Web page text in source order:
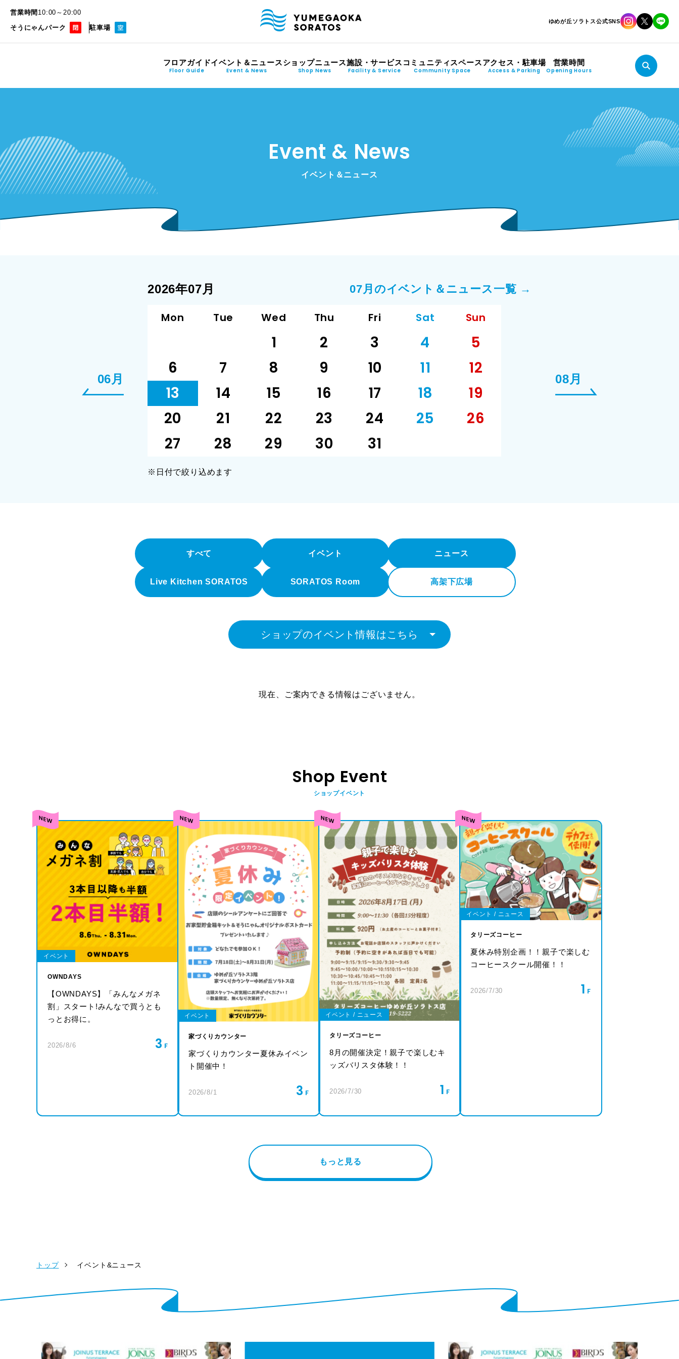
営業時間 10:00～20:00
そうにゃんパーク
駐車場
ゆめが丘ソラトス公式SNS
フロアガイド
Floor Guide
イベント＆ニュース
Event & News
ショップニュース
Shop News
施設・サービス
Facility & Service
コミュニティスペース
Community Space
アクセス・駐車場
Access & Parking
営業時間
Opening Hours
Event & News
イベント＆ニュース
06月
2026年07月 07月のイベント＆ニュース一覧 →
Mon Tue Wed Thu Fri Sat Sun
1 2 3 4
5
6
7 8 9 10 11
12
13
14 15 16 17 18
19
20
21 22 23 24 25
26
27
28 29 30 31
※日付で絞り込めます
08月
すべて イベント ニュース
Live Kitchen SORATOS SORATOS Room 高架下広場
ショップのイベント情報はこちら
現在、ご案内できる情報はございません。
Shop Event
ショップイベント
イベント
OWNDAYS
【OWNDAYS】「みんなメガネ
割」スタート!みんなで買うとも
っとお得に。
2026/8/6 3
イベント
家づくりカウンター
家づくりカウンター夏休みイベン
ト開催中！
2026/8/1 3
イベント / ニュース
タリーズコーヒー
8月の開催決定！親子で楽しむキ
ッズバリスタ体験！！
2026/7/30 1
イベント / ニュース
タリーズコーヒー
夏休み特別企画！！親子で楽しむ
コーヒースクール開催！！
2026/7/30 1
もっと見る
トップ イベント&ニュース